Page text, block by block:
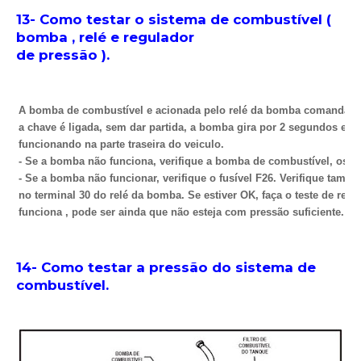
13- Como testar o sistema de combustível (
bomba , relé e regulador
de pressão ).
A bomba de combustível e acionada pelo relé da bomba
a chave é ligada, sem dar partida, a bomba gira por 2 segundos e
funcionando na parte traseira do veiculo.
- Se a bomba não funciona, verifique a bomba de combustível, os
- Se a bomba não funcionar, verifique o fusível F26. Verifique
no terminal 30 do relé da bomba. Se estiver OK, faça o teste de relé
funciona , pode ser ainda que não esteja com pressão suficiente.
14- Como testar a pressão do sistema de
combustível.